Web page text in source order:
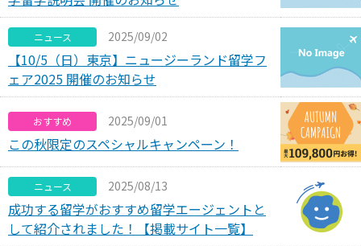
ニュース 2025/09/02
【10/5（日）東京】ニュージーランド留学フ
ェア2025 開催のお知らせ
おすすめ 2025/09/01
この秋限定のスペシャルキャンペーン！
ニュース 2025/08/13
成功する留学がおすすめ留学エージェントと
して紹介されました！【掲載サイト一覧】